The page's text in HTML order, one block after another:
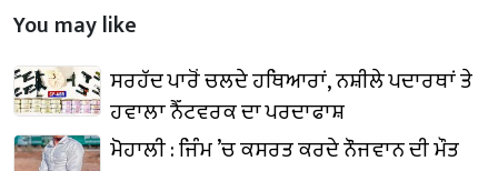
You may like
ਸਰਹੱਦ ਪਾਰੋਂ ਚਲਦੇ ਹਥਿਆਰਾਂ, ਨਸ਼ੀਲੇ ਪਦਾਰਥਾਂ ਤੇ
ਹਵਾਲਾ ਨੈੱਟਵਰਕ ਦਾ ਪਰਦਾਫਾਸ਼
ਮੋਹਾਲੀ : ਜਿੰਮ ’ਚ ਕਸਰਤ ਕਰਦੇ ਨੌਜਵਾਨ ਦੀ ਮੌਤ